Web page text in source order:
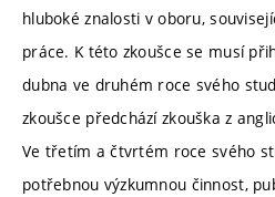
hluboké znalosti v oboru,
práce. K této zkoušce se musí
dubna ve druhém roce svého
zkoušce předchází zkouška z
Ve třetím a čtvrtém roce svého
potřebnou výzkumnou činnost,